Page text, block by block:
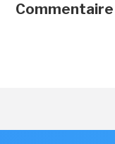
Commentaire